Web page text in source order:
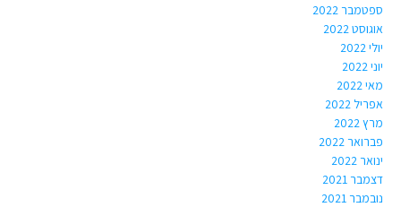
ספטמבר 2022
אוגוסט 2022
יולי 2022
יוני 2022
מאי 2022
אפריל 2022
מרץ 2022
פברואר 2022
ינואר 2022
דצמבר 2021
נובמבר 2021